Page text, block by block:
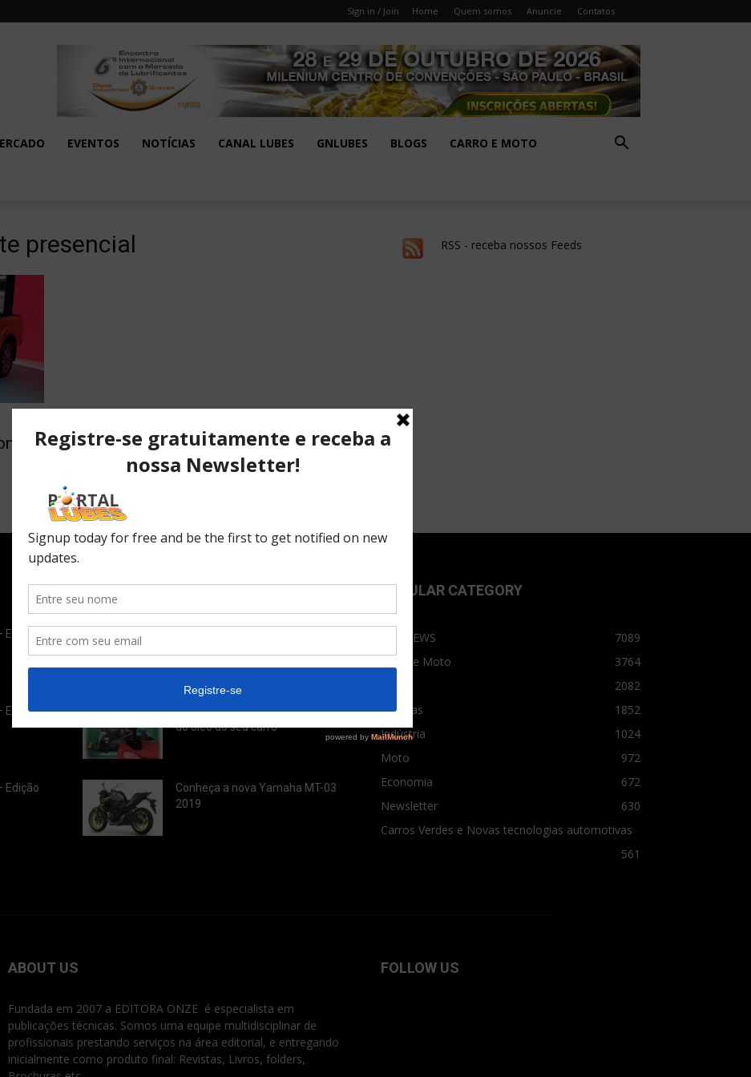
Sign in / Join Home Quem somos Anuncie Contatos
EVENTOS NOTÍCIAS CANAL LUBES GNLUBES BLOGS CARRO E MOTO
presencial RSS - receba nossos Feeds
Edição
Edição
POPULAR POSTS
desempenho...
10 causas da queda de pressão
do óleo do seu carro
Conheça a nova Yamaha MT-03
2019
POPULAR CATEGORY
TOPNEWS
7089
Carro e Moto
3764
2082
Notícias
1852
Indústria
1024
Moto
972
Economia
672
Newsletter
630
Carros Verdes e Novas tecnologias automotivas
561
ABOUT US
Fundada em 2007 a EDITORA ONZE é especialista em
publicações técnicas. Somos uma equipe multidisciplinar de
profissionais prestando serviços na área editorial, e entregando
inicialmente como produto final: Revistas, Livros, folders,
FOLLOW US